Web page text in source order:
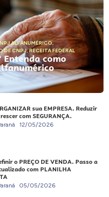
ALFANUMÉRICO,
DE CNPJ,RECEITA FEDERAL
Entenda como
sua EMPRESA. Reduzir
com SEGURANÇA.
12/05/2026
o PREÇO DE VENDA. Passo a
com PLANILHA
05/05/2026